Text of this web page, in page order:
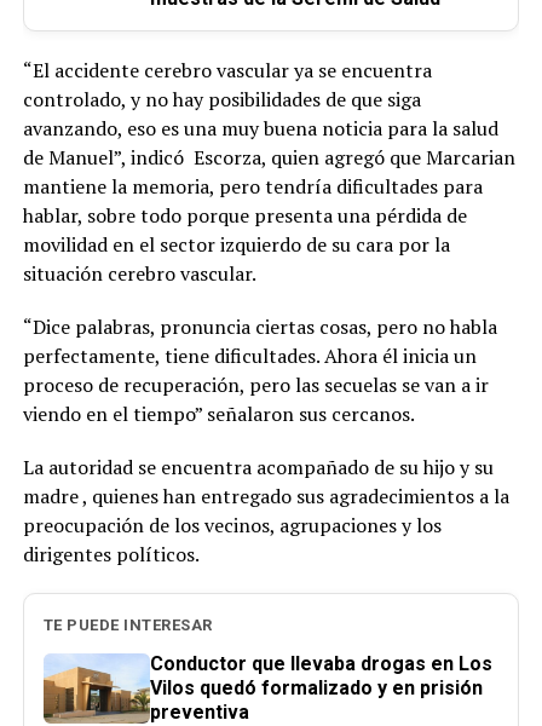
“El accidente cerebro vascular ya se encuentra
controlado, y no hay posibilidades de que siga
avanzando, eso es una muy buena noticia para la salud
de Manuel”, indicó Escorza, quien agregó que Marcarian
mantiene la memoria, pero tendría dificultades para
hablar, sobre todo porque presenta una pérdida de
movilidad en el sector izquierdo de su cara por la
situación cerebro vascular.
“Dice palabras, pronuncia ciertas cosas, pero no habla
perfectamente, tiene dificultades. Ahora él inicia un
proceso de recuperación, pero las secuelas se van a ir
viendo en el tiempo” señalaron sus cercanos.
La autoridad se encuentra acompañado de su hijo y su
madre , quienes han entregado sus agradecimientos a la
preocupación de los vecinos, agrupaciones y los
dirigentes políticos.
TE PUEDE INTERESAR
Conductor que llevaba drogas en Los
Vilos quedó formalizado y en prisión
preventiva